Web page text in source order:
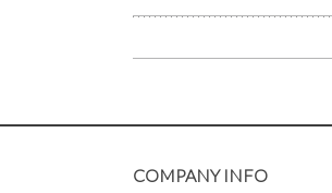
COMPANY INFO